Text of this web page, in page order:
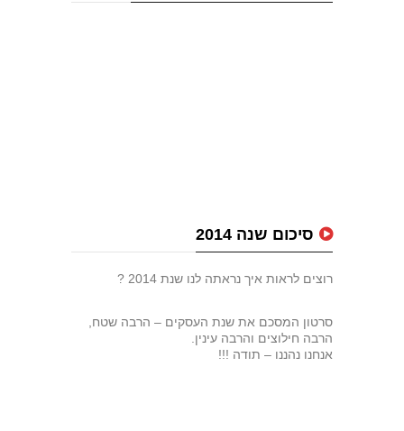
סיכום שנה 2014
רוצים לראות איך נראתה לנו שנת 2014 ?
סרטון המסכם את שנת העסקים – הרבה שטח,
הרבה חילוצים והרבה עינין.
אנחנו נהננו – תודה !!!